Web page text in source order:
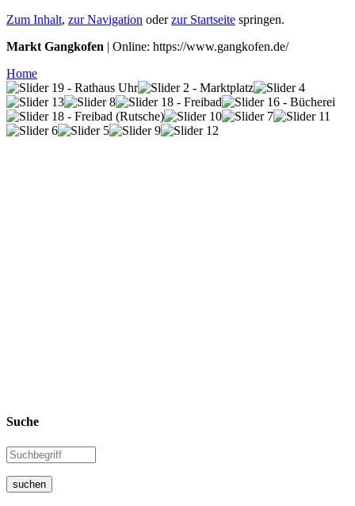
Zum Inhalt, zur Navigation oderzur Startseite springen.
Markt Gangkofen | Online: https://www.gangkofen.de/
Home
Suche
suchen